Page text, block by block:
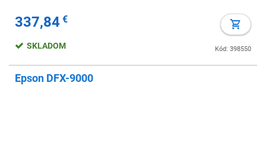
337,84 €
Kód: 398550
SKLADOM
Epson DFX-9000